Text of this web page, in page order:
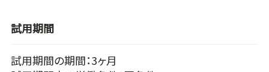
試用期間
試用期間の期間：3ヶ月